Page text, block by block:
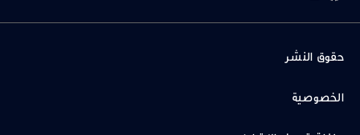
حقوق النشر
الخصوصية